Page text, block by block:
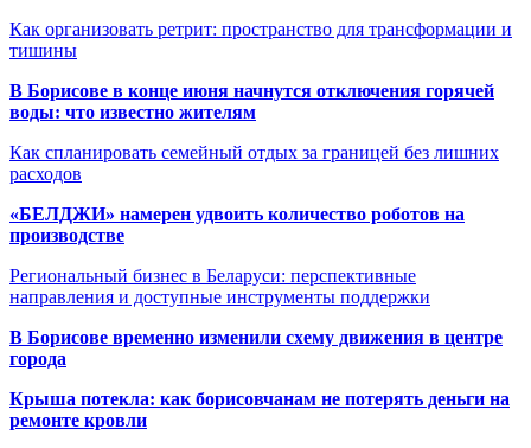
Как организовать ретрит: пространство для трансформации и
тишины
В Борисове в конце июня начнутся отключения горячей
воды: что известно жителям
Как спланировать семейный отдых за границей без лишних
расходов
«БЕЛДЖИ» намерен удвоить количество роботов на
производстве
Региональный бизнес в Беларуси: перспективные
направления и доступные инструменты поддержки
В Борисове временно изменили схему движения в центре
города
Крыша потекла: как борисовчанам не потерять деньги на
ремонте кровли